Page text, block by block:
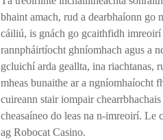
bhaint amach, rud a dearbhaíonn go
cáiliú, is gnách go gcaithfidh
rannpháirtíocht ghníomhach agus a
gcluichí arda geallta, ina riachtanas,
mheas bunaithe ar a ngníomhaíocht
cuireann stair iompair
cheasaíneo do leas na n-imreoirí. Le
ag Robocat Casino.